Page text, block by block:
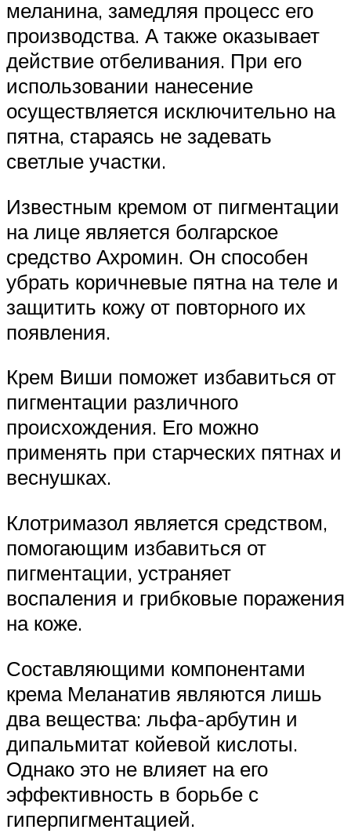
меланина, замедляя процесс его
производства. А также оказывает
действие отбеливания. При его
использовании нанесение
осуществляется исключительно на
пятна, стараясь не задевать
светлые участки.
Известным кремом от пигментации
на лице является болгарское
средство Ахромин. Он способен
убрать коричневые пятна на теле и
защитить кожу от повторного их
появления.
Крем Виши поможет избавиться от
пигментации различного
происхождения. Его можно
применять при старческих пятнах и
веснушках.
Клотримазол является средством,
помогающим избавиться от
пигментации, устраняет
воспаления и грибковые поражения
на коже.
Составляющими компонентами
крема Меланатив являются лишь
два вещества: льфа-арбутин и
дипальмитат койевой кислоты.
Однако это не влияет на его
эффективность в борьбе с
гиперпигментацией.